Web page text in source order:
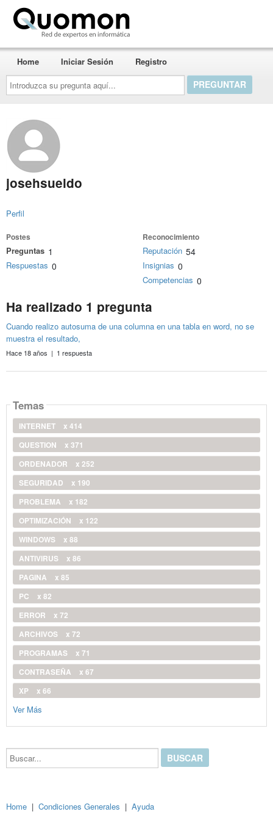
Introduzca
su
pregunta
aquí...
Home Iniciar Sesión Registro
josehsueldo
Perfil
Postes
Preguntas 1
Respuestas 0
Reconocimiento
Reputación 54
Insignias 0
Competencias 0
Ha realizado 1 pregunta
Cuando realizo autosuma de una columna en una tabla en word, no se
muestra el resultado,
Hace 18 años | 1 respuesta
Temas
INTERNET
x 414
QUESTION
x 371
ORDENADOR
x 252
SEGURIDAD
x 190
PROBLEMA
x 182
OPTIMIZACIÓN
x 122
WINDOWS
x 88
ANTIVIRUS
x 86
PAGINA
x 85
PC
x 82
ERROR
x 72
ARCHIVOS
x 72
PROGRAMAS
x 71
CONTRASEÑA
x 67
XP
x 66
Ver Más
Buscar...
Home | Condiciones Generales | Ayuda